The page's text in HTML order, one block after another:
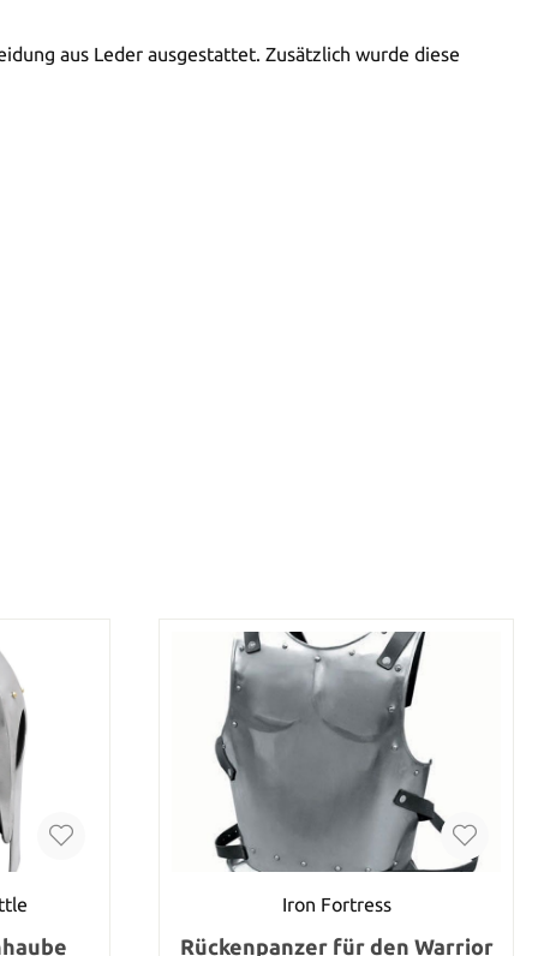
aus Leder ausgestattet. Zusätzlich wurde diese
Iron Fortress
Rückenpanzer für den Warrior